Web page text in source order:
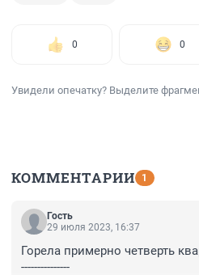
0 0
Увидели опечатку? Выделите
КОММЕНТАРИИ 1
Гость
29 июля 2023, 16:37
Горела примерно четверть
---------------